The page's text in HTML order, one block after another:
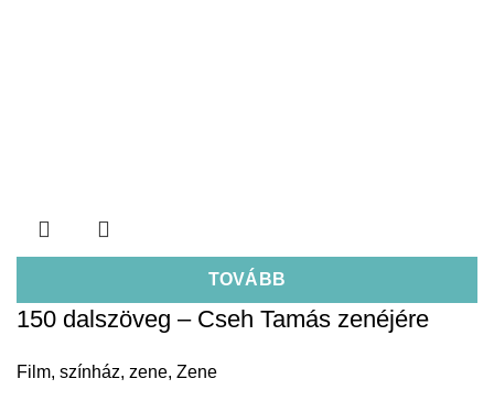
TOVÁBB
150 dalszöveg – Cseh Tamás zenéjére
Film, színház, zene, Zene